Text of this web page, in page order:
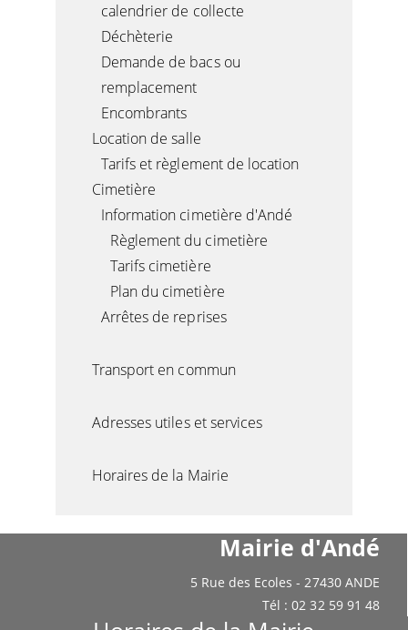
calendrier de collecte
Déchèterie
Demande de bacs ou
remplacement
Encombrants
Location de salle
Tarifs et règlement de location
Cimetière
Information cimetière d'Andé
Règlement du cimetière
Tarifs cimetière
Plan du cimetière
Arrêtes de reprises
Transport en commun
Adresses utiles et services
Horaires de la Mairie
Mairie d'Andé
5 Rue des Ecoles - 27430 ANDE
Tél : 02 32 59 91 48